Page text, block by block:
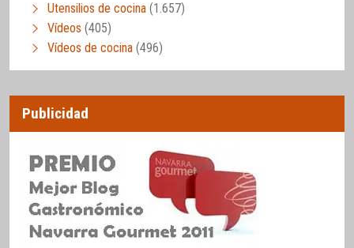
Utensilios de cocina (1.657)
Vídeos (405)
Vídeos de cocina (496)
Publicidad